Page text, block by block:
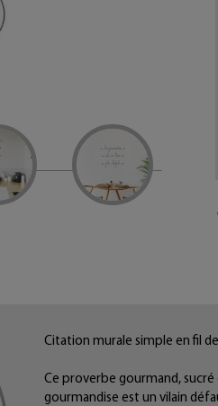
Citation murale simple en fil
Ce proverbe gourmand,
gourmandise est un vilain